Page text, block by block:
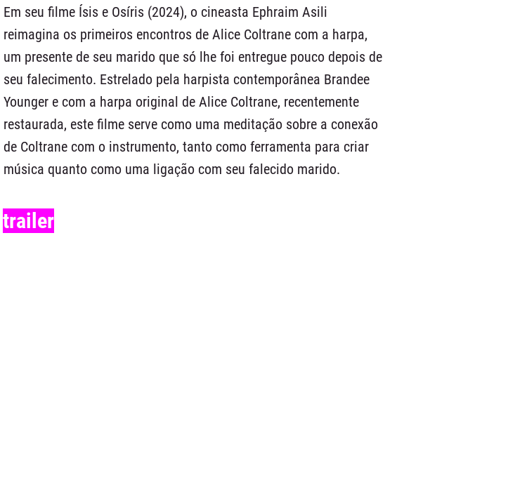
Em seu filme Ísis e Osíris (2024), o cineasta Ephraim Asili
reimagina os primeiros encontros de Alice Coltrane com a harpa,
um presente de seu marido que só lhe foi entregue pouco depois de
seu falecimento. Estrelado pela harpista contemporânea Brandee
Younger e com a harpa original de Alice Coltrane, recentemente
restaurada, este filme serve como uma meditação sobre a conexão
de Coltrane com o instrumento, tanto como ferramenta para criar
música quanto como uma ligação com seu falecido marido.
trailer